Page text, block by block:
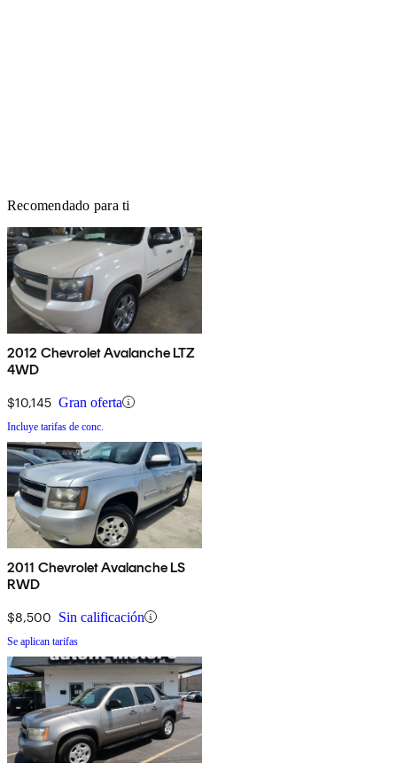
Recomendado para ti
2012 Chevrolet Avalanche LTZ
4WD
$10,145 Gran oferta
Incluye tarifas de conc.
2011 Chevrolet Avalanche LS
RWD
$8,500 Sin calificación
Se aplican tarifas